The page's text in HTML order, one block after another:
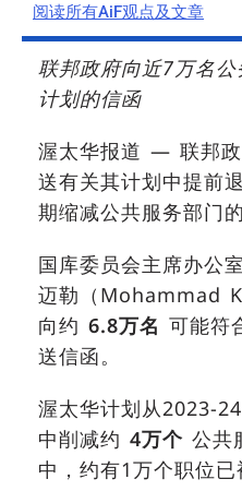
阅读所有AiF观点及文章
联邦政府向近7万名
计划的信函
渥太华报道 — 联邦
送有关其计划中提前
期缩减公共服务部门的
国库委员会主席办公
迈勒（Mohammad
向约 6.8万名 可能符
送信函。
渥太华计划从2023-
中削减约 4万个 公共
中，约有1万个职位已